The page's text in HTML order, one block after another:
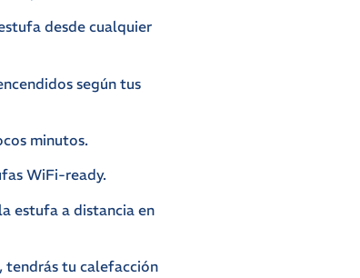
desde cualquier
según tus
minutos.
WiFi-ready.
estufa a distancia en
, tendrás tu calefacción